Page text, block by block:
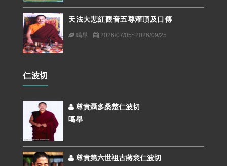
天法大悲紅觀音五尊灌頂及口傳
噶舉 2026/07/05~2026/09/25
仁波切
尊貴聶多桑楚仁波切
噶舉
尊貴第六世祖古蔣袞仁波切